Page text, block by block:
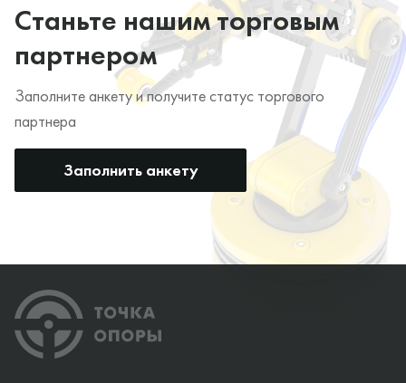
Станьте нашим торговым
партнером
Заполните анкету и получите статус торгового
партнера
Заполнить анкету